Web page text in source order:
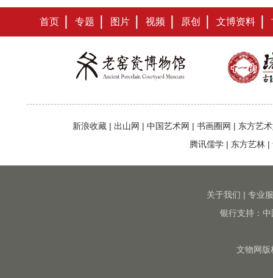
首页 专题 图片 视频 原创 文博资料
新浪收藏 | 出山网 | 中国艺术网 | 书画圈网 | 东方艺
腾讯儒学 | 东方艺林 |
关于我们 | 专业
银行支持：
文物网